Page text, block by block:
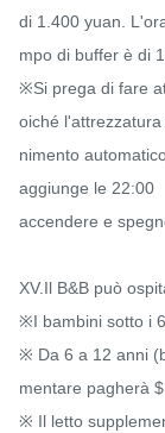
di 1.400 yuan.
mpo di buffer è di
※Si prega di fare
oiché
nimento
aggiunge le 22:00
accendere e
XV.Il B&B può
※I bambini sotto i
※ Da 6 a 12 anni
mentare pagherà
※ Il letto